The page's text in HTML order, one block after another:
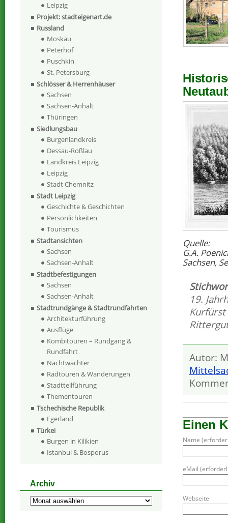
Quelle:
G.A.
Sachsen,
19.
Kurfürst
Autor:
Einen
Name
eMail
Webseite
Leipzig
Projekt: stadteigenart.de
Russland
Moskau
Peterhof
Puschkin
St. Petersburg
Schlösser & Herrenhäuser
Sachsen
Sachsen-Anhalt
Thüringen
Siedlungsbau
Burgenlandkreis
Dessau-Roßlau
Landkreis Leipzig
Leipzig
Stadt Chemnitz
Stadt Leipzig
Geschichte & Geschichten
Persönlichkeiten
Tourismus
Stadtansichten
Sachsen
Sachsen-Anhalt
Stadtbefestigungen
Sachsen
Sachsen-Anhalt
Stadtrundgänge & Stadtrundfahrten
Architekturführung
Ausflüge
Kombitouren – Rundgang &
Rundfahrt
Nachtwächter
Radtouren & Wanderungen
Stadtteilführung
Thementouren
Tschechische Republik
Egerland
Türkei
Burgen in Kilikien
Istanbul & Bosporus
Archiv
Archiv